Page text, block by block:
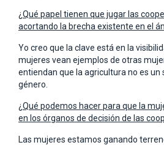
¿Qué papel tienen que jugar las
acortando la brecha existente en el
Yo creo que la clave está en la
mujeres vean ejemplos de otras
entiendan que la agricultura no es un
género.
¿Qué podemos hacer para que la
en los órganos de decisión de las
Las mujeres estamos ganando